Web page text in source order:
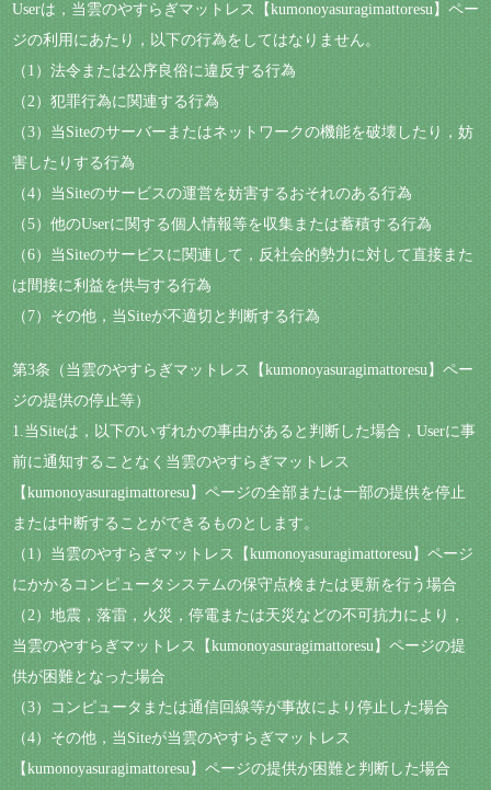
Userは，当雲のやすらぎマットレス【kumonoyasuragimattoresu】ペー
ジの利用にあたり，以下の行為をしてはなりません。
（1）法令または公序良俗に違反する行為
（2）犯罪行為に関連する行為
（3）当Siteのサーバーまたはネットワークの機能を破壊したり，妨
害したりする行為
（4）当Siteのサービスの運営を妨害するおそれのある行為
（5）他のUserに関する個人情報等を収集または蓄積する行為
（6）当Siteのサービスに関連して，反社会的勢力に対して直接また
は間接に利益を供与する行為
（7）その他，当Siteが不適切と判断する行為
第3条（当雲のやすらぎマットレス【kumonoyasuragimattoresu】ペー
ジの提供の停止等）
1.当Siteは，以下のいずれかの事由があると判断した場合，Userに事
前に通知することなく当雲のやすらぎマットレス
【kumonoyasuragimattoresu】ページの全部または一部の提供を停止
または中断することができるものとします。
（1）当雲のやすらぎマットレス【kumonoyasuragimattoresu】ページ
にかかるコンピュータシステムの保守点検または更新を行う場合
（2）地震，落雷，火災，停電または天災などの不可抗力により，
当雲のやすらぎマットレス【kumonoyasuragimattoresu】ページの提
供が困難となった場合
（3）コンピュータまたは通信回線等が事故により停止した場合
（4）その他，当Siteが当雲のやすらぎマットレス
【kumonoyasuragimattoresu】ページの提供が困難と判断した場合